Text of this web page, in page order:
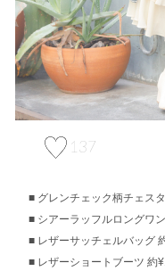
137
グレンチェック柄チェス
シアーラッフルロングワ
レザーサッチェルバッグ
レザーショートブーツ 約